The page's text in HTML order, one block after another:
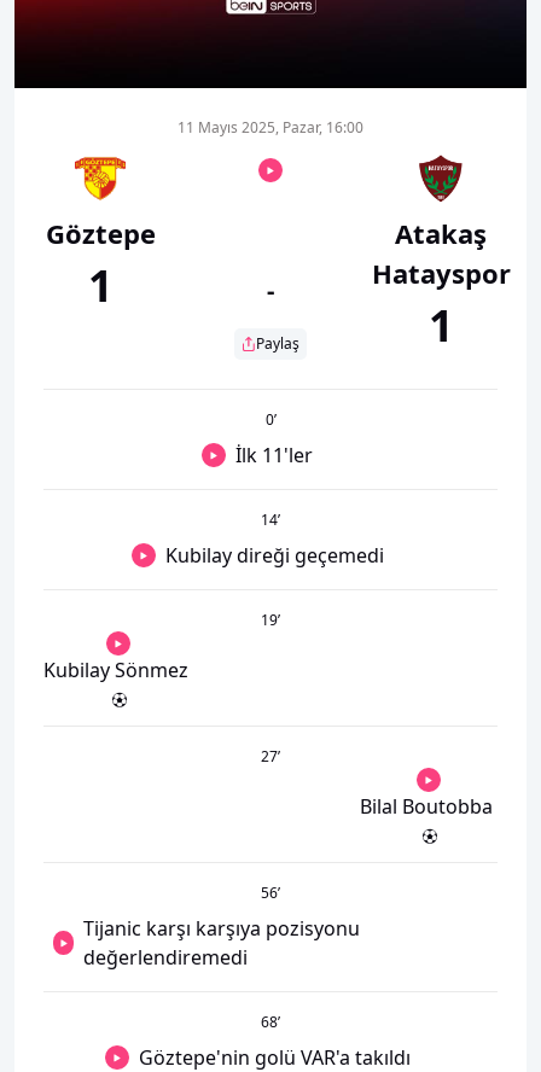
Göztepe
1
11 Mayıs 2025, Pazar, 16:00
-
Paylaş
Atakaş
Hatayspor
1
0’
İlk 11'ler
14’
Kubilay direği geçemedi
19’
Kubilay Sönmez
27’
Bilal Boutobba
56’
Tijanic karşı karşıya pozisyonu
değerlendiremedi
68’
Göztepe'nin golü VAR'a takıldı